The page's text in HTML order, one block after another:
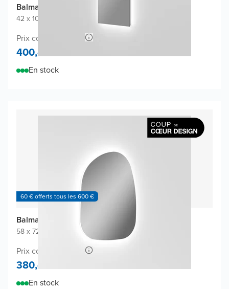
Balmani Giro_Arco miroir
42 x 100 cm
Prix conseillé 840,-
400,-
En stock
60 € offerts tous les 600 €
Balmani Cloud miroir
58 x 72 cm Miroir sans cadre Organique
Prix conseillé 700,-
380,-
En stock